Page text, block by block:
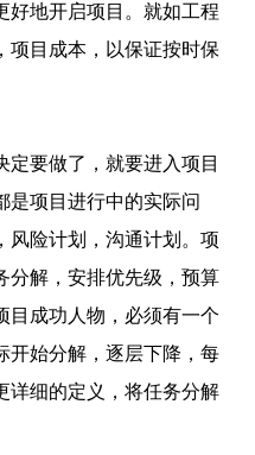
好地开启项目。就如工程
项目成本，以保证按时保
定要做了，就要进入项目
是项目进行中的实际问
风险计划，沟通计划。项
分解，安排优先级，预算
目成功人物，必须有一个
开始分解，逐层下降，每
详细的定义，将任务分解